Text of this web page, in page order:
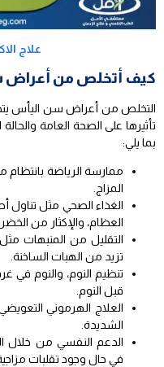
علاج
كيف أتخلص من أعراض
التخلص من أعراض سن اليأس
تأثيرها على الصحة العامة
بما يلي:
ممارسة الرياضة بانتظام
المزاج.
العظام، والإكثار من
التقليل من المنبهات
تزيد من الهبات الساخنة.
تنظيم النوم، والنوم في
قبل النوم.
العلاج الهرموني
الشديدة.
الدعم النفسي من خلال
في حال وجود تقلبات